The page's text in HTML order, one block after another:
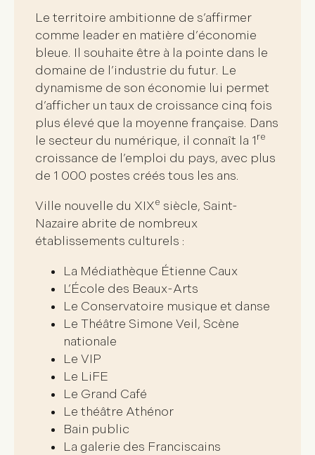
Le territoire ambitionne de s’affirmer
comme leader en matière d’économie
bleue. Il souhaite être à la pointe dans le
domaine de l’industrie du futur. Le
dynamisme de son économie lui permet
d’afficher un taux de croissance cinq fois
plus élevé que la moyenne française. Dans
le secteur du numérique, il connaît la 1re
croissance de l’emploi du pays, avec plus
de 1 000 postes créés tous les ans.
Ville nouvelle du XIXe siècle, Saint-
Nazaire abrite de nombreux
établissements culturels :
La Médiathèque Étienne Caux
L’École des Beaux-Arts
Le Conservatoire musique et danse
Le Théâtre Simone Veil, Scène
nationale
Le VIP
Le LiFE
Le Grand Café
Le théâtre Athénor
Bain public
La galerie des Franciscains